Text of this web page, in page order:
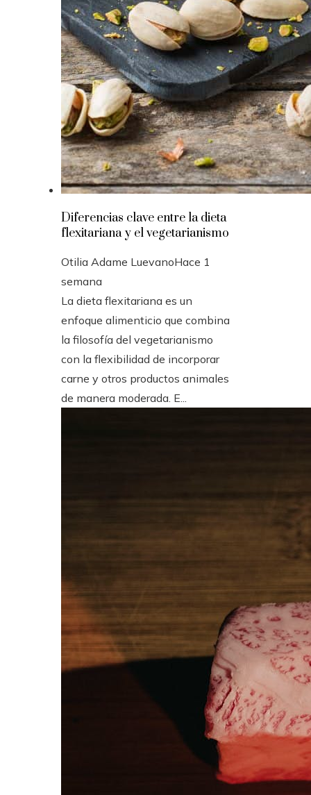
Diferencias clave entre la dieta
flexitariana y el vegetarianismo
Otilia Adame LuevanoHace 1
semana
La dieta flexitariana es un
enfoque alimenticio que combina
la filosofía del vegetarianismo
con la flexibilidad de incorporar
carne y otros productos animales
de manera moderada. E...